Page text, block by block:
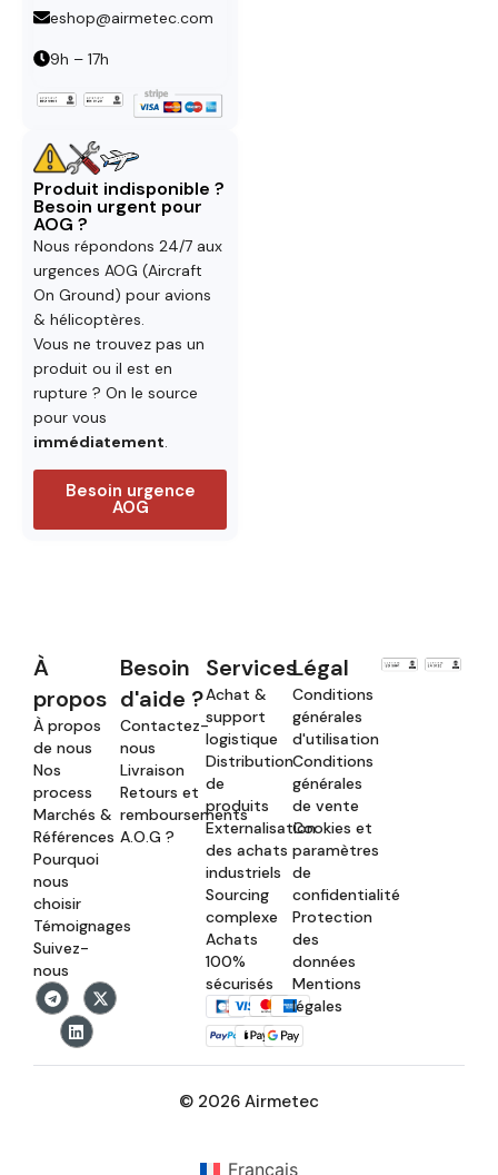
eshop@airmetec.com
9h – 17h
Produit indisponible ?
Besoin urgent pour
AOG ?
Nous répondons 24/7 aux
urgences AOG (Aircraft
On Ground) pour avions
& hélicoptères.
Vous ne trouvez pas un
produit ou il est en
rupture ? On le source
pour vous
immédiatement.
Besoin urgence
AOG
À
propos
À propos
de nous
Nos
process
Marchés &
Références
Pourquoi
nous
choisir
Témoignages
Suivez-
nous
Besoin
d'aide ?
Contactez-
nous
Livraison
Retours et
remboursements
A.O.G ?
Services
Achat &
support
logistique
Distribution
de
produits
Externalisation
des achats
industriels
Sourcing
complexe
Achats
100%
sécurisés
Légal
Conditions
générales
d'utilisation
Conditions
générales
de vente
Cookies et
paramètres
de
confidentialité
Protection
des
données
Mentions
légales
© 2026 Airmetec
Français